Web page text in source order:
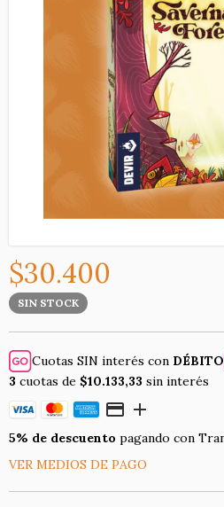
$30.400
SIN STOCK
Cuotas SIN interés con DÉBITO
3 cuotas de $10.133,33 sin interés
5% de descuento pagando con
VER MEDIOS DE PAGO